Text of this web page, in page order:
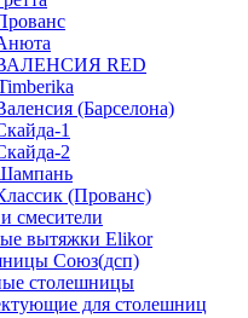
RED
(Барселона)
1
2
(Прованс)
смесители
вытяжки Elikor
Союз(дсп)
столешницы
для столешниц